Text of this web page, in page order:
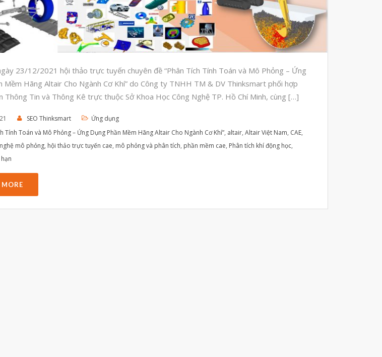
Dịch vụ thiết kế khuôn đúc
Giải Pháp
Automotive
Aerospace
Industries
Marine
Medical
Thư Viện
Video
23/12/2021 hội thảo trực tuyến chuyên đề “Phân Tích Tính Toán và Mô Phỏng – Ứng
Mềm Hãng Altair Cho Ngành Cơ Khí” do Công ty TNHH TM & DV Thinksmart phối hợp
Thông Tin và Thông Kê trực thuộc Sở Khoa Học Công Nghệ TP. Hồ Chí Minh, cùng […]
SEO Thinksmart
Ứng dụng
Tính Toán và Mô Phỏng – Ứng Dụng Phần Mềm Hãng Altair Cho Ngành Cơ Khí”, altair,Altair Việt Nam, CAE,
mô phỏng, hội thảo trực tuyến cae, mô phỏng và phân tích, phần mềm cae, Phân tích khí động học,
MORE